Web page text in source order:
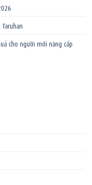
cho người mới nâng cấp